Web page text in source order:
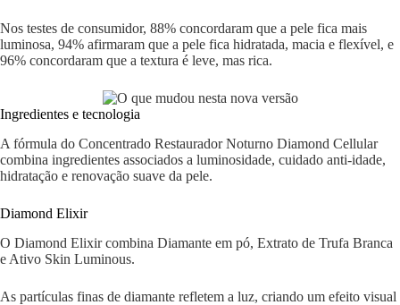
Nos testes de consumidor, 88% concordaram que a pele fica mais
luminosa, 94% afirmaram que a pele fica hidratada, macia e flexível, e
96% concordaram que a textura é leve, mas rica.
Ingredientes e tecnologia
A fórmula do Concentrado Restaurador Noturno Diamond Cellular
combina ingredientes associados a luminosidade, cuidado anti-idade,
hidratação e renovação suave da pele.
Diamond Elixir
O Diamond Elixir combina Diamante em pó, Extrato de Trufa Branca
e Ativo Skin Luminous.
As partículas finas de diamante refletem a luz, criando um efeito visual